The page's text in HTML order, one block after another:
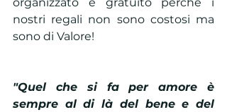
nostri regali non sono costosi ma
sono di Valore!
"Quel che si fa per amore è
sempre al di là del bene e del